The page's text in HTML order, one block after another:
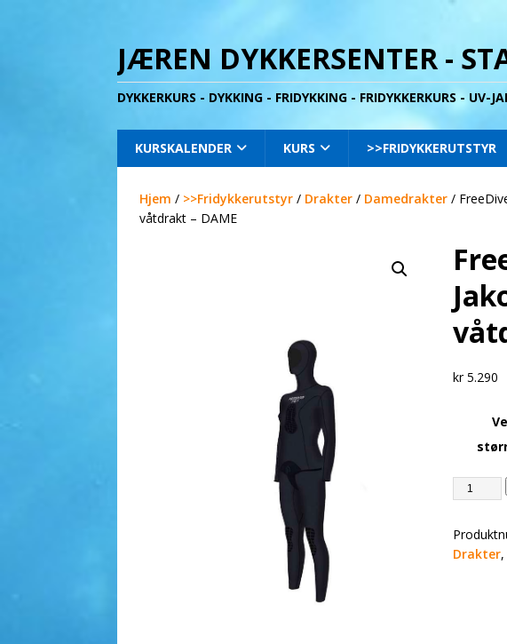
JÆREN DYKKERSENTER -
DYKKERKURS - DYKKING - FRIDYKKING - FRIDYKKERKURS -
KURSKALENDER KURS >>FRIDYKKERUTSTYR
Hjem / >>Fridykkerutstyr / Drakter / Damedrakter /
våtdrakt – DAME
kr5.290
Drakter,